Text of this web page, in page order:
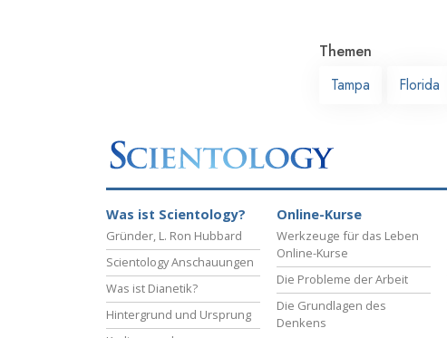
Themen
Tampa
Florida
Was ist Scientology?
Gründer, L. Ron Hubbard
Scientology Anschauungen
Was ist Dianetik?
Hintergrund und Ursprung
Online-Kurse
Werkzeuge für das Leben
Online-Kurse
Die Probleme der Arbeit
Die Grundlagen des
Denkens